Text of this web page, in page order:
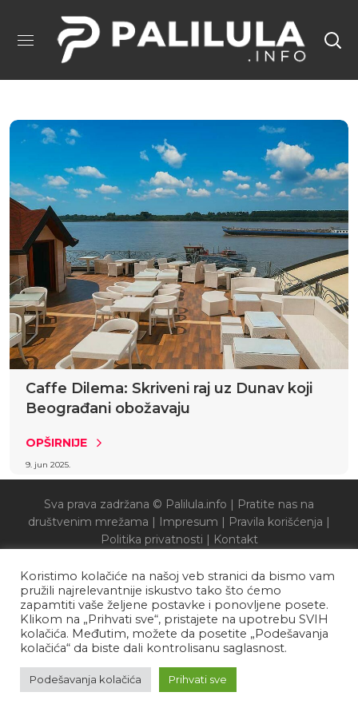
Caffe Dilema: Skriveni raj uz Dunav koji
Beograđani obožavaju
OPŠIRNIJE
9. jun 2025.
Sva prava zadržana © Palilula.info | Pratite nas na
društvenim mrežama | Impresum | Pravila korišćenja |
Politika privatnosti | Kontakt
Koristimo kolačiće na našoj veb stranici da bismo vam
pružili najrelevantnije iskustvo tako što ćemo
zapamtiti vaše željene postavke i ponovljene posete.
Klikom na „Prihvati sve“, pristajete na upotrebu SVIH
kolačića. Međutim, možete da posetite „Podešavanja
kolačića“ da biste dali kontrolisanu saglasnost.
Podešavanja kolačića Prihvati sve